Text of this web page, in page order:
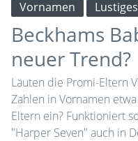
Vornamen Lustiges
Beckhams
neuer Trend?
Läuten die Promi-Eltern
Zahlen in Vornamen
Eltern ein? Funktioniert
"Harper Seven" auch in